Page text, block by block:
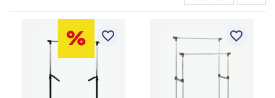
favorite_border favorite_border